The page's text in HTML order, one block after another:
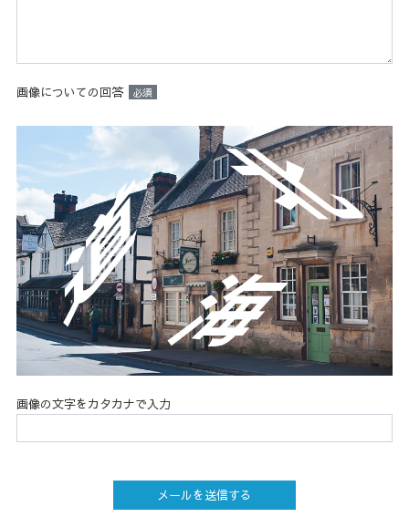
画像についての回答 必須
画像の文字をカタカナで入力